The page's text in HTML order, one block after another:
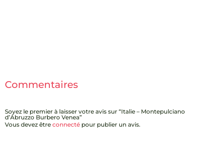
Commentaires
Soyez le premier à laisser votre avis sur “Italie – Montepulciano
d’Abruzzo Burbero Venea”
Vous devez être connecté pour publier un avis.